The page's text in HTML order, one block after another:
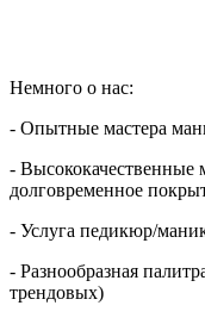
Немного о нас:
- Опытные мастера
- Высококачественные
долговременное
- Услуга педикюр/
- Разнообразная
трендовых)